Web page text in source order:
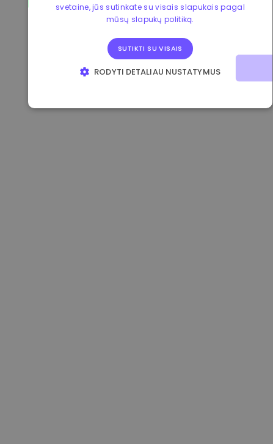
0.865673 € -0.10% 3.4B €
svetaine, jūs sutinkate su visais slapukais pagal
mūsų slapukų politiką.
SUTIKTI SU VISAIS
RODYTI DETALIAU NUSTATYMUS